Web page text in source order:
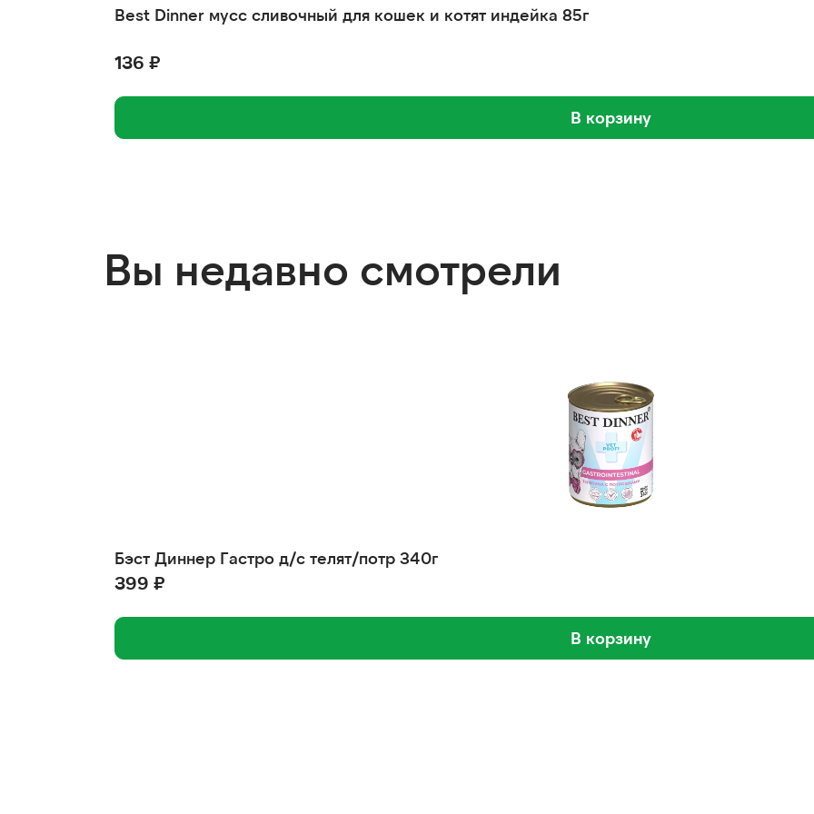
Best Dinner мусс сливочный для кошек и котят индейка 85г
136 ₽
В корзину
Вы недавно смотрели
Бэст Диннер Гастро д/с телят/потр 340г
399 ₽
В корзину